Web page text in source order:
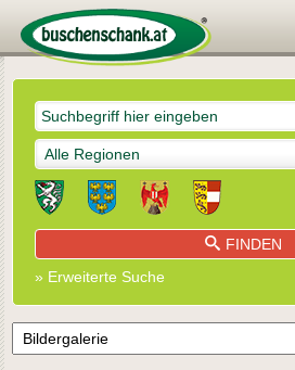
Alle Regionen
FINDEN
» Erweiterte Suche